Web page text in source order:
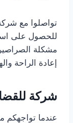
تواصلوا مع
للحصول على
مشكلة
إعادة الراحة
شركة
عندما تواجهكم